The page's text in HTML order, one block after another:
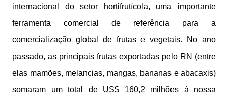
internacional do setor hortifrutícola, uma importante
ferramenta comercial de referência para a
comercialização global de frutas e vegetais. No ano
passado, as principais frutas exportadas pelo RN (entre
elas mamões, melancias, mangas, bananas e abacaxis)
somaram um total de US$ 160,2 milhões à nossa